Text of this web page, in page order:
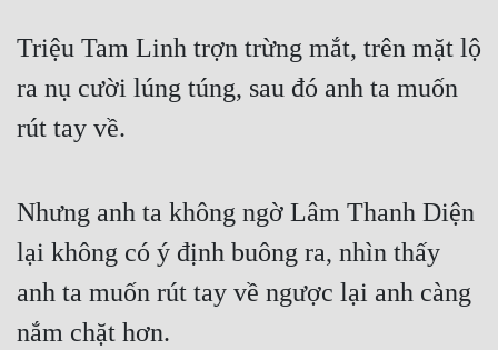
Xa Lộ Dịch
Cung Đấu
Cổ Tiên Hiệp
Du Hí
Triệu Tam Linh trợn trừng mắt, trên mặt lộ
ra nụ cười lúng túng, sau đó anh ta muốn
rút tay về.
Nhưng anh ta không ngờ Lâm Thanh Diện
lại không có ý định buông ra, nhìn thấy
anh ta muốn rút tay về ngược lại anh càng
nắm chặt hơn.